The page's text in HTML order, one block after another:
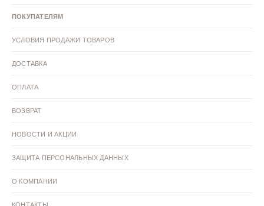
Лодочки 36 размер
Коричневые туфли Зеленые туфли Желтые туфли
Бежевые туфли
Туфли искусственная кожа Туфли велюр
Туфли 42 размер
ПОКУПАТЕЛЯМ
УСЛОВИЯ ПРОДАЖИ ТОВАРОВ
ДОСТАВКА
ОПЛАТА
ВОЗВРАТ
НОВОСТИ И АКЦИИ
ЗАЩИТА ПЕРСОНАЛЬНЫХ ДАННЫХ
О КОМПАНИИ
КОНТАКТЫ